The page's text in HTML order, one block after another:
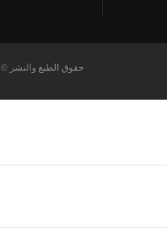
حقوق الطبع والنشر © 2026 . مبرة ديوان العداوين, جميع الحقوق محفوظة.